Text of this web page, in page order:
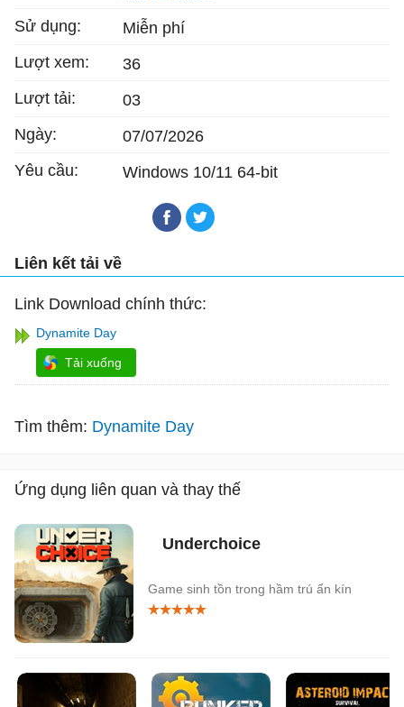
Sử dụng:
Miễn phí
Lượt xem:
36
Lượt tải:
03
Ngày:
07/07/2026
Yêu cầu:
Windows 10/11 64-bit
Liên kết tải về
Link Download chính thức:
Dynamite Day
Tải xuống
Tìm thêm: Dynamite Day
Ứng dụng liên quan và thay thế
Underchoice
Game sinh tồn trong hầm trú ẩn kín